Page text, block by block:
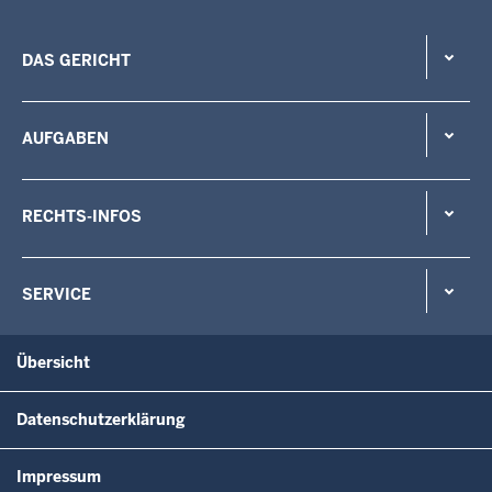
DAS GERICHT
AUFGABEN
RECHTS-INFOS
SERVICE
Übersicht
Datenschutzerklärung
Impressum